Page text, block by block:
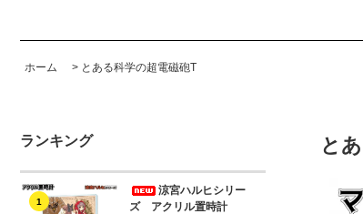
ホーム > とある科学の超電磁砲T
ランキング
1
涼宮ハルヒシリー
ズ アクリル置時計
と